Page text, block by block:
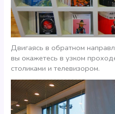
Двигаясь в обратном
вы окажетесь в узком
столиками и телевизором.